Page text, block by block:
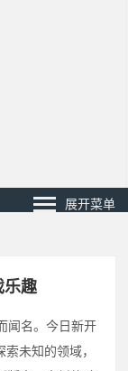
展开菜单
乐趣
闻名。今日新开
未知的领域，